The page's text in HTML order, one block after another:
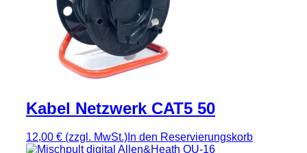
Kabel Netzwerk CAT5 50
12,00 € (zzgl. MwSt.) In den Reservierungskorb